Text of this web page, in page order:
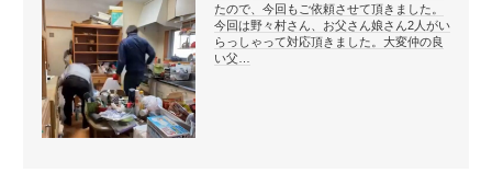
たので、今回もご依頼させて頂きました。
今回は野々村さん、お父さん娘さん2人がい
らっしゃって対応頂きました。大変仲の良
い父…